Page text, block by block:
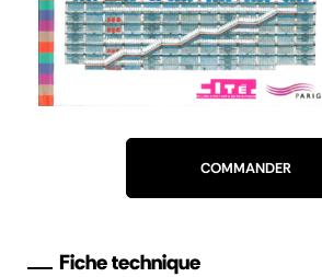
COMMANDER
Fiche technique